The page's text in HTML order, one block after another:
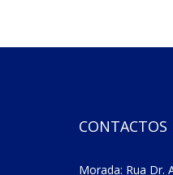
CONTACTOS
Morada: Rua Dr.